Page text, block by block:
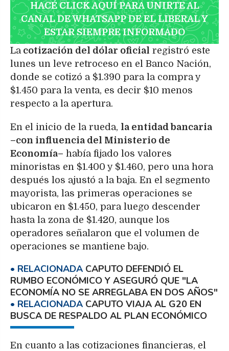
HACÉ CLICK AQUÍ PARA UNIRTE AL
CANAL DE WHATSAPP DE EL LIBERAL Y
ESTAR SIEMPRE INFORMADO
Lacotización del dólar oficial registró este
lunes un leve retroceso en el Banco Nación,
donde se cotizó a $1.390 para la compra y
$1.450 para la venta, es decir $10 menos
respecto a la apertura.
En el inicio de la rueda, la entidad bancaria
–con influencia del Ministerio de
Economía– había fijado los valores
minoristas en $1.400 y $1.460, pero una hora
después los ajustó a la baja. En el segmento
mayorista, las primeras operaciones se
ubicaron en $1.450, para luego descender
hasta la zona de $1.420, aunque los
operadores señalaron que el volumen de
operaciones se mantiene bajo.
CAPUTO DEFENDIÓ EL
RUMBO ECONÓMICO Y ASEGURÓ QUE "LA
ECONOMÍA NO SE ARREGLABA EN DOS AÑOS"
CAPUTO VIAJA AL G20 EN
BUSCA DE RESPALDO AL PLAN ECONÓMICO
En cuanto a las cotizaciones financieras, el